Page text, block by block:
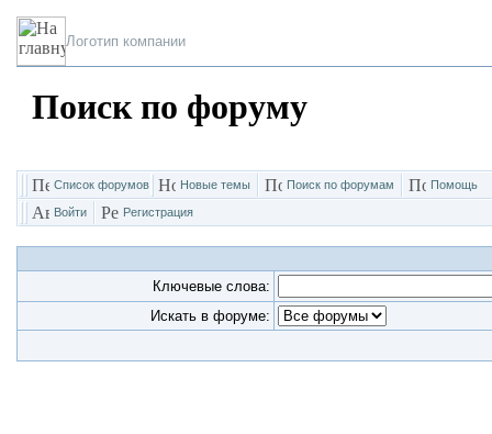
Логотип компании
Поиск по форуму
Список форумов Новые темы Поиск по форумам Помощь
Войти Регистрация
Ключевые слова:
Искать в форуме: